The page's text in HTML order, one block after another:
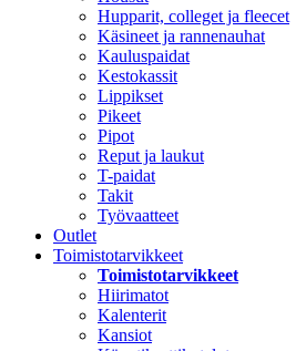
Hupparit, colleget ja fleecet
Käsineet ja rannenauhat
Kauluspaidat
Kestokassit
Lippikset
Pikeet
Pipot
Reput ja laukut
T-paidat
Takit
Työvaatteet
Outlet
Toimistotarvikkeet
Toimistotarvikkeet
Hiirimatot
Kalenterit
Kansiot